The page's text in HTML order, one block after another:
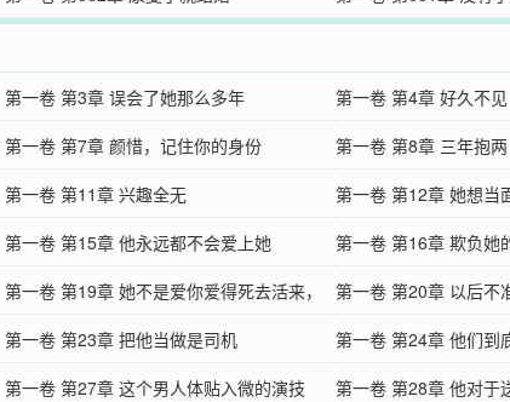
第一卷 第3章 误会了她那么多年
第一卷 第4章 好久不见
第一卷 第7章 颜惜，记住你的身份
第一卷 第8章 三年抱两
第一卷 第11章 兴趣全无
第一卷 第12章 她想当
第一卷 第15章 他永远都不会爱上她
第一卷 第16章 欺负她
第一卷 第19章 她不是爱你爱得死去活来，
不肯离婚吗？
第一卷 第20章 以后不
第一卷 第23章 把他当做是司机
第一卷 第24章 他们到
第一卷 第27章 这个男人体贴入微的演技
第一卷 第28章 他对于